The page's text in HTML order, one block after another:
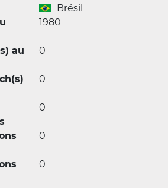
Brésil
1980
au
0
0
0
0
0